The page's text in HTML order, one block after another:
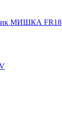
МИШКА FR18